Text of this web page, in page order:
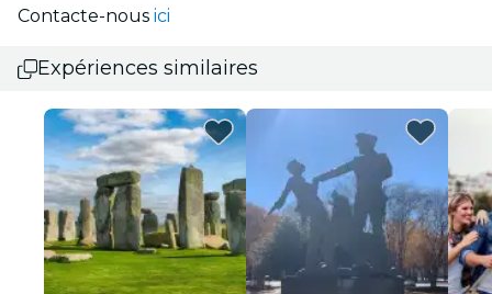
Contacte-nous ici
Expériences similaires